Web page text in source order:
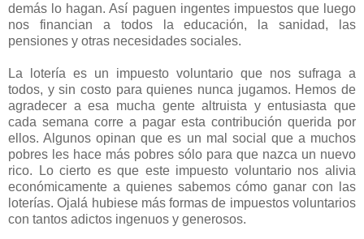
demás lo hagan. Así paguen ingentes impuestos que luego
nos financian a todos la educación, la sanidad, las
pensiones y otras necesidades sociales.
La lotería es un impuesto voluntario que nos sufraga a
todos, y sin costo para quienes nunca jugamos. Hemos de
agradecer a esa mucha gente altruista y entusiasta que
cada semana corre a pagar esta contribución querida por
ellos. Algunos opinan que es un mal social que a muchos
pobres les hace más pobres sólo para que nazca un nuevo
rico. Lo cierto es que este impuesto voluntario nos alivia
económicamente a quienes sabemos cómo ganar con las
loterías. Ojalá hubiese más formas de impuestos voluntarios
con tantos adictos ingenuos y generosos.